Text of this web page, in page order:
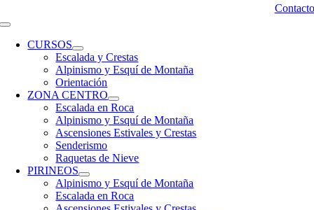
Contacto
Toggle
NavigationCURSOS
Escalada y Crestas
Alpinismo y Esquí de Montaña
Orientación
ZONA CENTRO
Escalada en Roca
Alpinismo y Esquí de Montaña
Ascensiones Estivales y Crestas
Senderismo
Raquetas de Nieve
PIRINEOS
Alpinismo y Esquí de Montaña
Escalada en Roca